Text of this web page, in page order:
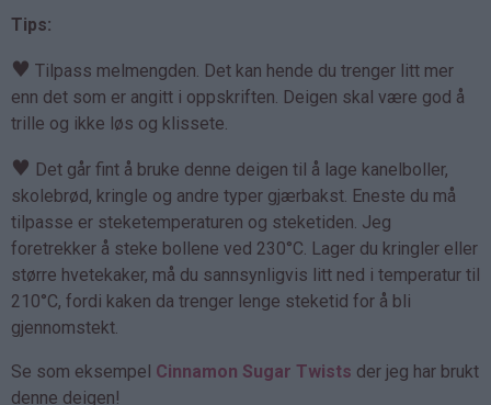
Tips:
♥ Tilpass melmengden. Det kan hende du trenger litt mer
enn det som er angitt i oppskriften. Deigen skal være god å
trille og ikke løs og klissete.
♥ Det går fint å bruke denne deigen til å lage kanelboller,
skolebrød, kringle og andre typer gjærbakst. Eneste du må
tilpasse er steketemperaturen og steketiden. Jeg
foretrekker å steke bollene ved 230°C. Lager du kringler eller
større hvetekaker, må du sannsynligvis litt ned i temperatur til
210°C, fordi kaken da trenger lenge steketid for å bli
gjennomstekt.
Se som eksempel Cinnamon Sugar Twists der jeg har brukt
denne deigen!